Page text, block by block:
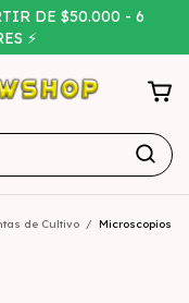
DE $50.000 - 6
⚡
de Cultivo / Microscopios